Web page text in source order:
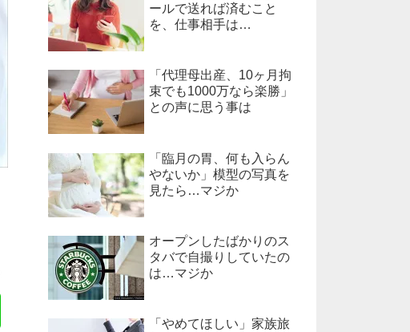
ールで送れば済むこと
を、仕事相手は…
「代理母出産、10ヶ月拘
束でも1000万なら楽勝」
との声に思う事は
「臨月の胃、何も入らん
やないか」模型の写真を
見たら…マジか
オープンしたばかりのス
タバで自撮りしていたの
は…マジか
「やめてほしい」家族旅